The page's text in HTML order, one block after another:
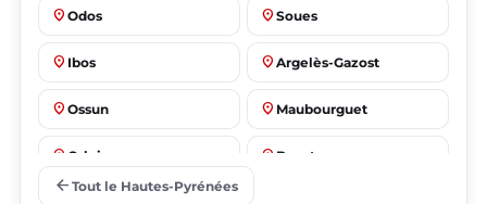
place Odos place Soues
place Ibos place Argelès-Gazost
place Ossun place Maubourguet
place Orleix place Bazet
arrow_back Tout le Hautes-Pyrénées